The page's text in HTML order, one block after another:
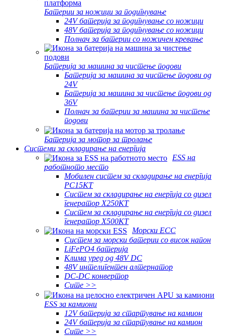
Батерии за ножици за подигнување
24V батерија за подигнување со ножици
48V батерија за подигнување со ножици
Полнач за батерии со ножичен кревање
Батерија за машина за чистење подови
Батерија за машина за чистење подови од
24V
Батерија за машина за чистење подови од
36V
Полнач за батерии за машина за чистење
подови
Батерија за мотор за тролање
Системи за складирање на енергија
ESS на
работното место
Мобилен систем за складирање на енергија
PC15KT
Систем за складирање на енергија со дизел
генератор X250KT
Систем за складирање на енергија со дизел
генератор X500KT
Морски ЕСС
Систем за морски батерии со висок напон
LiFePO4 батерија
Клима уред од 48V DC
48V интелигентен алтернатор
DC-DC конвертор
Сите >>
ESS за камиони
12V батерија за стартување на камион
24V батерија за стартување на камион
Сите >>